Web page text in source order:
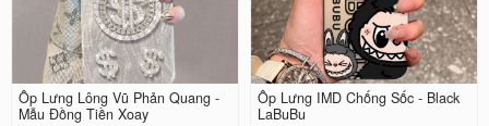
Ốp Lưng Lông Vũ Phản Quang -
Mẫu Đồng Tiền Xoay
Ốp Lưng IMD Chống Sốc - Black
LaBuBu